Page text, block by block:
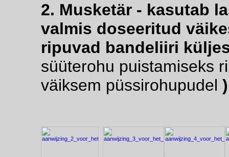
2. Musketär - kasutab
valmis doseeritud
ripuvad bandeliiri
süüterohu puistamiseks
väiksem püssirohupudel )